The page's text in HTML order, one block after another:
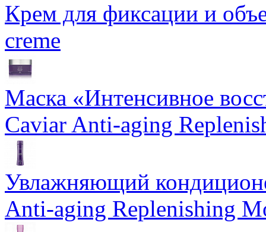
Крем для фиксации и
creme
Маска «Интенсивное
Caviar Anti-aging
Увлажняющий
Anti-aging Replenishing